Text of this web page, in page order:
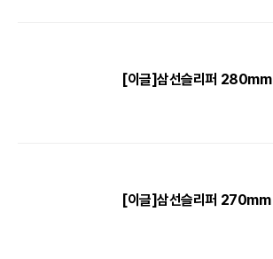
[이글]삼선슬리퍼 280mm
[이글]삼선슬리퍼 270mm